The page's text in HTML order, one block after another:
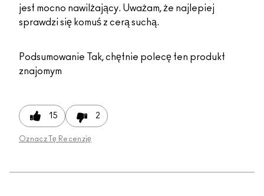
jest mocno nawilżający. Uważam, że najlepiej
sprawdzi się komuś z cerą suchą.
Podsumowanie Tak, chętnie polecę ten produkt
znajomym
15 2
Oznacz Tę Recenzję